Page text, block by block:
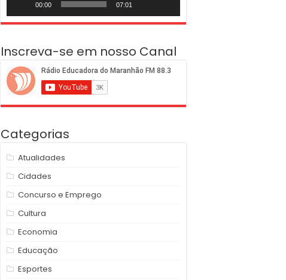
00:00 07:01
Inscreva-se em nosso Canal
Categorias
Atualidades
Cidades
Concurso e Emprego
Cultura
Economia
Educação
Esportes